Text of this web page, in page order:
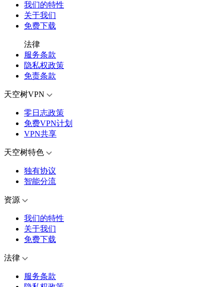
我们的特性
关于我们
免费下载
法律
服务条款
隐私权政策
免责条款
天空树VPN
零日志政策
免费VPN计划
VPN共享
天空树特色
独有协议
智能分流
资源
我们的特性
关于我们
免费下载
法律
服务条款